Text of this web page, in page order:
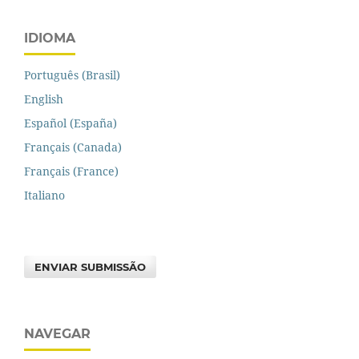
IDIOMA
Português (Brasil)
English
Español (España)
Français (Canada)
Français (France)
Italiano
ENVIAR SUBMISSÃO
NAVEGAR